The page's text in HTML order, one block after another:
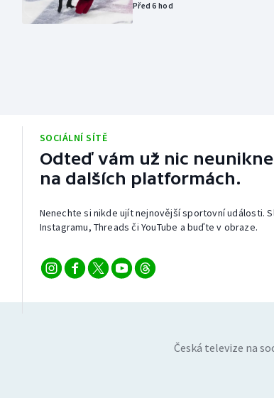
Před 6 hod
SOCIÁLNÍ SÍTĚ
Odteď vám už nic
na dalších platformách.
Nenechte si nikde ujít nejnovější sportovní události.
Instagramu, Threads či YouTube a buďte v obraze.
Česká televize na